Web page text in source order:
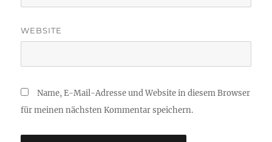
WEBSITE
Name, E-Mail-Adresse und Website in diesem Browser
für meinen nächsten Kommentar speichern.